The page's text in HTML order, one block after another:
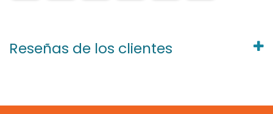
Reseñas de los clientes